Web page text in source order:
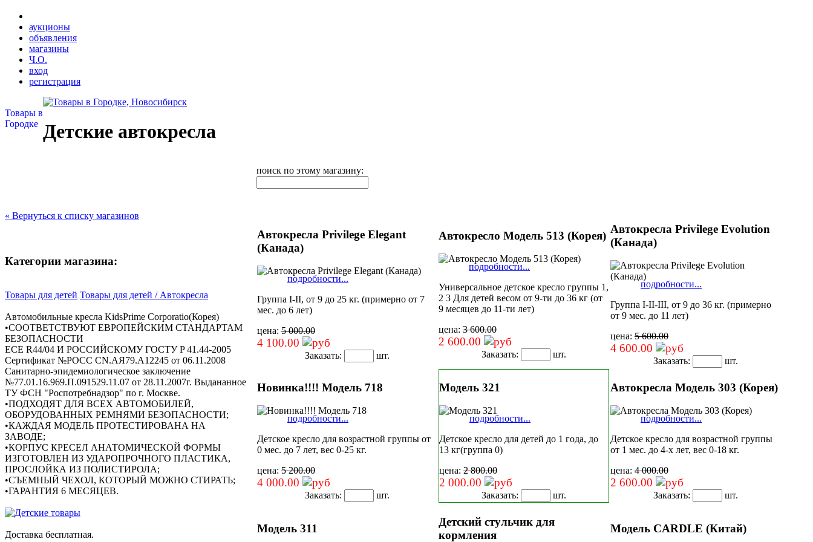
аукционы
объявления
магазины
Ч.О.
вход
регистрация
Товары в
Городке Детские автокресла
« Вернуться к списку магазинов
Категории магазина:
Товары для детей Товары для детей / Автокресла
Автомобильные кресла KidsPrime Corporatio(Корея)
•СООТВЕТСТВУЮТ ЕВРОПЕЙСКИМ СТАНДАРТАМ
БЕЗОПАСНОСТИ
ЕСЕ R44/04 И РОССИЙСКОМУ ГОСТУ P 41.44-2005
Сертификат №РОСС CN.АЯ79.А12245 от 06.11.2008
Санитарно-эпидемиологическое заключение
№77.01.16.969.П.091529.11.07 от 28.11.2007г. Выдананное
ТУ ФСН "Роспотребнадзор" по г. Москве.
•ПОДХОДЯТ ДЛЯ ВСЕХ АВТОМОБИЛЕЙ,
ОБОРУДОВАННЫХ РЕМНЯМИ БЕЗОПАСНОСТИ;
•КАЖДАЯ МОДЕЛЬ ПРОТЕСТИРОВАНА НА
ЗАВОДЕ;
•КОРПУС КРЕСЕЛ АНАТОМИЧЕСКОЙ ФОРМЫ
ИЗГОТОВЛЕН ИЗ УДАРОПРОЧНОГО ПЛАСТИКА,
ПРОСЛОЙКА ИЗ ПОЛИСТИРОЛА;
•CЪЕМНЫЙ ЧЕХОЛ, КОТОРЫЙ МОЖНО СТИРАТЬ;
•ГАРАНТИЯ 6 МЕСЯЦЕВ.
Доставка бесплатная.
поиск по этому магазину:
Автокресла Privilege Elegant
(Канада)
подробности...
Группа I-II, от 9 до 25 кг. (примерно от 7
мес. до 6 лет)
цена: 5 000.00
4 100.00
Заказать: шт.
Автокресло Модель 513 (Корея)
подробности...
Универсальное детское кресло группы 1,
2 3 Для детей весом от 9-ти до 36 кг (от
9 месяцев до 11-ти лет)
цена: 3 600.00
2 600.00
Заказать: шт.
Автокресла Privilege Evolution
(Канада)
подробности...
Группа I-II-III, от 9 до 36 кг. (примерно
от 9 мес. до 11 лет)
цена: 5 600.00
4 600.00
Заказать: шт.
Новинка!!!! Модель 718
подробности...
Детское кресло для возрастной группы от
0 мес. до 7 лет, вес 0-25 кг.
цена: 5 200.00
4 000.00
Заказать: шт.
Модель 321
подробности...
Детское кресло для детей до 1 года, до
13 кг(группа 0)
цена: 2 800.00
2 000.00
Заказать: шт.
Автокресла Модель 303 (Корея)
подробности...
Детское кресло для возрастной группы
от 1 мес. до 4-х лет, вес 0-18 кг.
цена: 4 000.00
2 600.00
Заказать: шт.
Модель 311
Детский стульчик для
кормления
Модель CARDLE (Китай)